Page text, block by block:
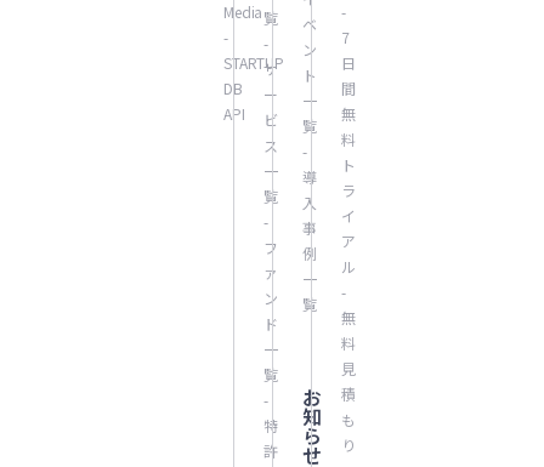
Media
-
STARTUP
DB
API
覧
-
サ
ー
ビ
ス
一
覧
-
フ
ァ
ン
ド
一
覧
-
特
許
ベ
ン
ト
一
覧
-
導
入
事
例
一
覧
お
知
ら
せ
-
7
日
間
無
料
ト
ラ
イ
ア
ル
-
無
料
見
積
も
り